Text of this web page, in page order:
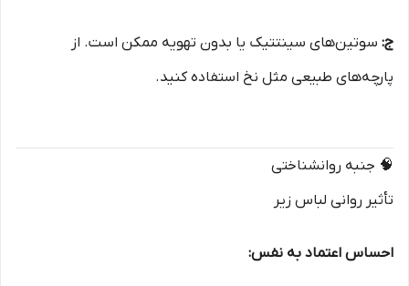
ج: سوتین‌های سینتتیک یا بدون تهویه ممکن است. از
پارچه‌های طبیعی مثل نخ استفاده کنید.
🧠 جنبه روانشناختی
تأثیر روانی لباس زیر
احساس اعتماد به نفس: